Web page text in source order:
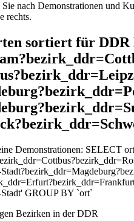
nach Demonstrationen und
rechts.
sortiert für
Demonstrationen: SELECT
GROUP BY `ort`